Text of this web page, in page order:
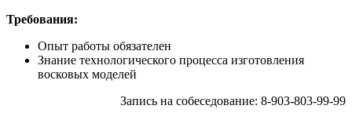
Требования:
Опыт работы обязателен
Знание технологического процесса изготовления
восковых моделей
Запись на собеседование: 8-903-803-99-99